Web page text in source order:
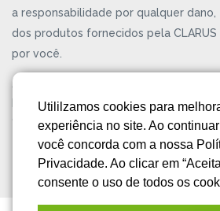
Utililzamos cookies para
experiência no site. Ao
você concorda com a nossa
Privacidade. Ao clicar em
consente o uso de todos os
a responsabilidade por qualquer
dos produtos fornecidos pela
por você.
CLARUS® Technology é uma marca
BR® Gestão Empresarial Ltda.
direitos reservados.
Política de